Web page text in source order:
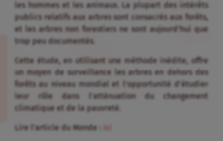
les hommes et les animaux. La plupart des intérêts
publics relatifs aux arbres sont consacrés aux forêts,
et les arbres non forestiers ne sont aujourd’hui que
trop peu documentés.
Cette étude, en utilisant une méthode inédite, offre
un moyen de surveillance les arbres en dehors des
forêts au niveau mondial et l’opportunité d’étudier
leur rôle dans l’atténuation du changement
climatique et de la pauvreté.
Lire l’article du Monde : ici